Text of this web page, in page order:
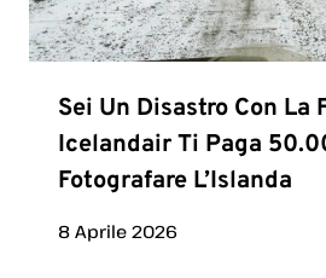
Sei Un Disastro Con La
Icelandair Ti Paga
Fotografare L’Islanda
8 Aprile 2026